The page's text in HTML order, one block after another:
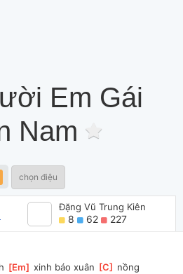
Em Gái
Nam
chọn điệu
Đặng Vũ Trung Kiên
8 62 227
[Em ] xinh báo xuân [C
nồng